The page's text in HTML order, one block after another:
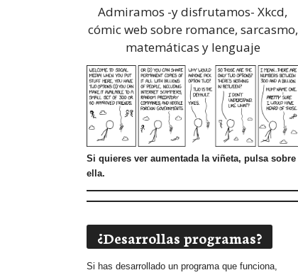
Admiramos -y disfrutamos- Xkcd,
cómic web sobre romance, sarcasmo,
matemáticas y lenguaje
Si quieres ver aumentada la viñeta, pulsa sobre
ella.
¿Desarrollas programas?
Si has desarrollado un programa que funciona,